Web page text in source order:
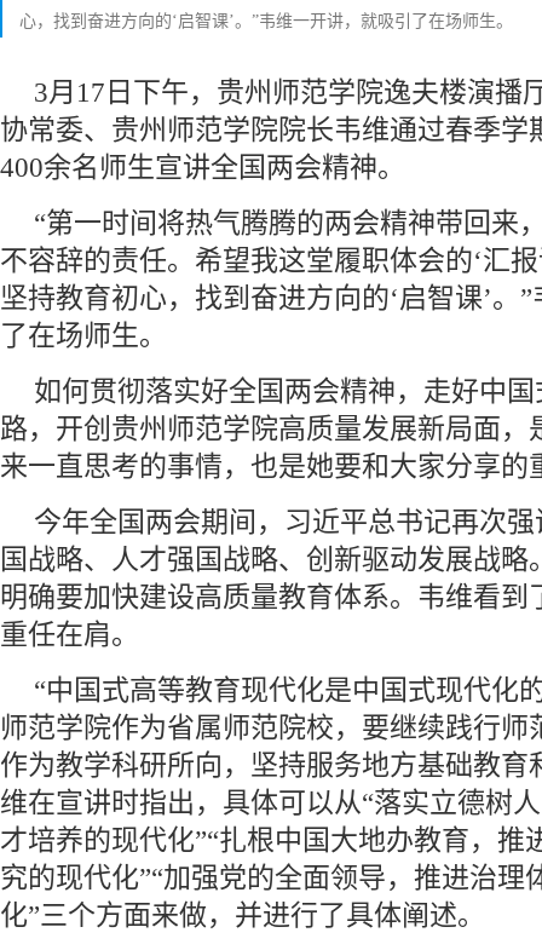
心，找到奋进方向的‘启智课’。”韦维一开讲，就吸引了在场师生。
3月17日下午，贵州师范学院逸夫楼演播
协常委、贵州师范学院院长韦维通过春季学
400余名师生宣讲全国两会精神。
“第一时间将热气腾腾的两会精神带回来
不容辞的责任。希望我这堂履职体会的‘汇
坚持教育初心，找到奋进方向的‘启智课’。
了在场师生。
如何贯彻落实好全国两会精神，走好中
路，开创贵州师范学院高质量发展新局面，
来一直思考的事情，也是她要和大家分享的
今年全国两会期间，习近平总书记再次
国战略、人才强国战略、创新驱动发展战略
明确要加快建设高质量教育体系。韦维看到
重任在肩。
“中国式高等教育现代化是中国式现代化
师范学院作为省属师范院校，要继续践行师
作为教学科研所向，坚持服务地方基础教育
维在宣讲时指出，具体可以从“落实立德树
才培养的现代化”“扎根中国大地办教育，推
究的现代化”“加强党的全面领导，推进治理
化”三个方面来做，并进行了具体阐述。